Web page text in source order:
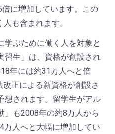
に増加しています。この
も含まれます。
学ぶために働く人を対象と
習生」は、資格が創設され
年には約31万人へと倍
正による新資格が創設さ
想されます。留学生がアル
」も2008年の約8万人から
人へと大幅に増加してい